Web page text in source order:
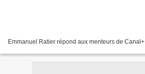
Emmanuel Ratier répond aux menteurs de Canal+